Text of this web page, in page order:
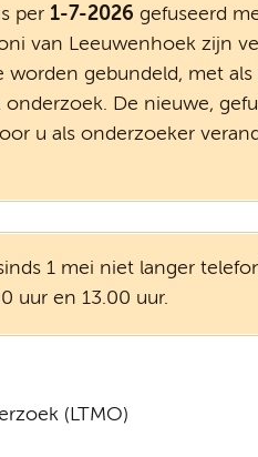
per 1-7-2026 gefuseerd
van Leeuwenhoek zijn
gebundeld, met
De nieuwe,
u als onderzoeker
1 mei niet langer
uur en 13.00 uur.
(LTMO)